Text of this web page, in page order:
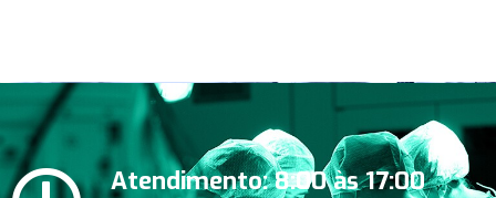
Atendimento: 8:00 às 17:00